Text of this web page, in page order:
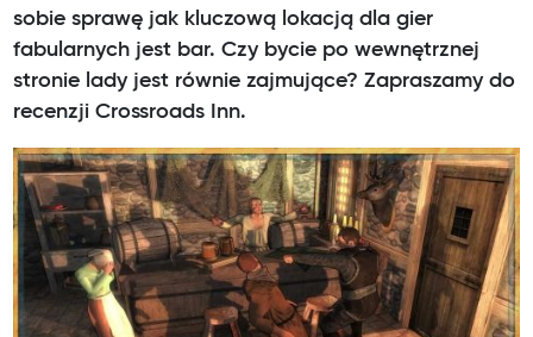
sobie sprawę jak kluczową lokacją dla gier
fabularnych jest bar. Czy bycie po wewnętrznej
stronie lady jest równie zajmujące? Zapraszamy do
recenzji Crossroads Inn.